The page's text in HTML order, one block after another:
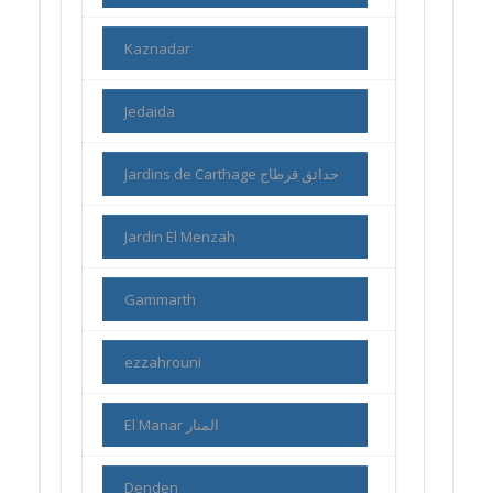
Kaznadar
Jedaida
Jardins de Carthage حدائق قرطاج
Jardin El Menzah
Gammarth
ezzahrouni
El Manar المنار
Denden